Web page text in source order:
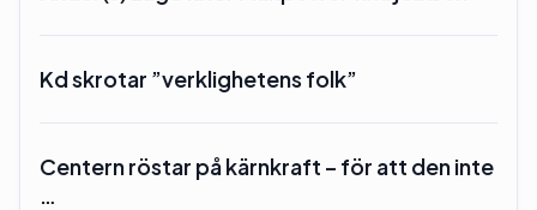
Kd skrotar ”verklighetens folk”
Centern röstar på kärnkraft – för att den inte
…